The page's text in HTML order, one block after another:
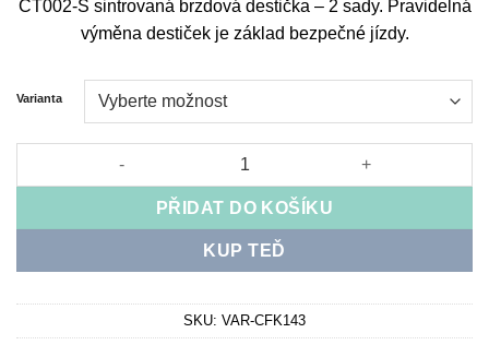
326 Kč
až
CT002-S sintrovaná brzdová destička – 2 sady. Pravidelná
výměna destiček je základ bezpečné jízdy.
Varianta
CT002-S sintered brake pad - 2 sets množství
PŘIDAT DO KOŠÍKU
KUP TEĎ
SKU: VAR-CFK143